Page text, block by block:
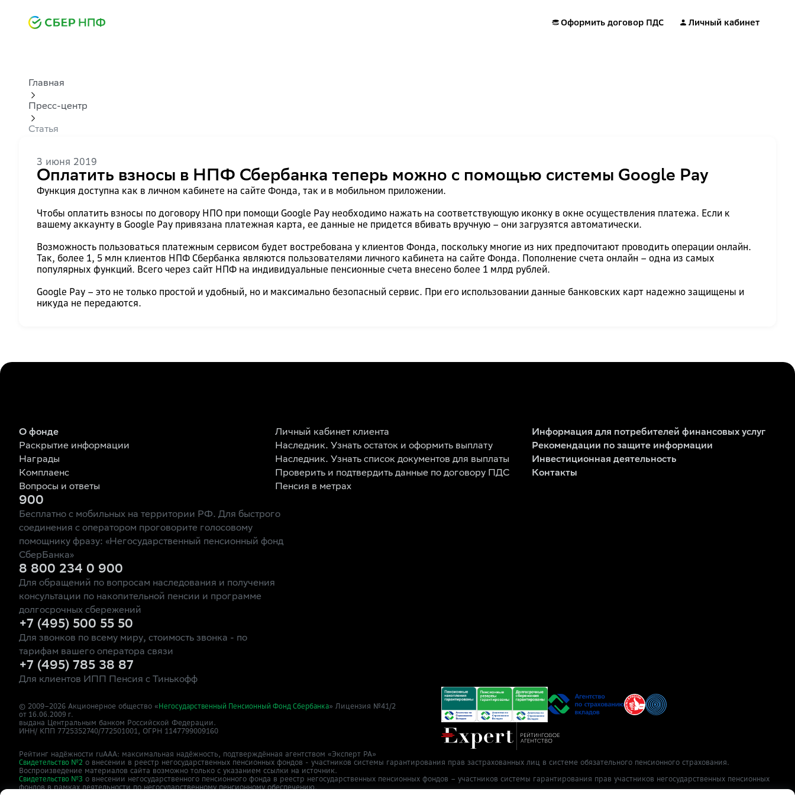
Оформить договор ПДС Личный кабинет
Главная
Пресс-центр
Статья
3 июня 2019
Оплатить взносы в НПФ Сбербанка теперь можно с помощью системы Google Pay
Функция доступна как в личном кабинете на сайте Фонда, так и в мобильном приложении.
Чтобы оплатить взносы по договору НПО при помощи Google Pay необходимо нажать на соответствующую иконку в окне осуществления платежа. Если к
вашему аккаунту в Google Pay привязана платежная карта, ее данные не придется вбивать вручную – они загрузятся автоматически.
Возможность пользоваться платежным сервисом будет востребована у клиентов Фонда, поскольку многие из них предпочитают проводить операции онлайн.
Так, более 1, 5 млн клиентов НПФ Сбербанка являются пользователями личного кабинета на сайте Фонда. Пополнение счета онлайн – одна из самых
популярных функций. Всего через сайт НПФ на индивидуальные пенсионные счета внесено более 1 млрд рублей.
Google Pay – это не только простой и удобный, но и максимально безопасный сервис. При его использовании данные банковских карт надежно защищены и
никуда не передаются.
О фонде
Раскрытие информации
Награды
Комплаенс
Вопросы и ответы
Личный кабинет клиента
Наследник. Узнать остаток и оформить выплату
Наследник. Узнать список документов для выплаты
Проверить и подтвердить данные по договору ПДС
Пенсия в метрах
Информация для потребителей финансовых услуг
Рекомендации по защите информации
Инвестиционная деятельность
Контакты
900
Бесплатно с мобильных на территории РФ. Для быстрого
соединения с оператором проговорите голосовому
помощнику фразу: «Негосударственный пенсионный фонд
СберБанка»
8 800 234 0 900
Для обращений по вопросам наследования и получения
консультации по накопительной пенсии и программе
долгосрочных сбережений
+7 (495) 500 55 50
Для звонков по всему миру, стоимость звонка - по
тарифам вашего оператора связи
+7 (495) 785 38 87
Для клиентов ИПП Пенсия с Тинькофф
© 2009–2026 Акционерное общество «Негосударственный Пенсионный Фонд Сбербанка» Лицензия №41/2
от 16.06.2009 г.
выдана Центральным банком Российской Федерации.
ИНН/ КПП 7725352740/772501001, ОГРН 1147799009160
Рейтинг надёжности ruAAA: максимальная надёжность, подтверждённая агентством «Эксперт РА»
Свидетельство №2 о внесении в реестр негосударственных пенсионных фондов - участников системы гарантирования прав застрахованных лиц в системе обязательного пенсионного страхования.
Воспроизведение материалов сайта возможно только с указанием ссылки на источник.
Свидетельство №3 о внесении негосударственного пенсионного фонда в реестр негосударственных пенсионных фондов – участников системы гарантирования прав участников негосударственных пенсионных
фондов в рамках деятельности по негосударственному пенсионному обеспечению.